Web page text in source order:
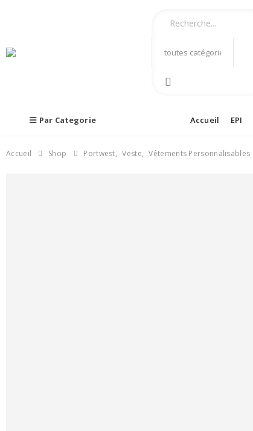
Par Categorie Accueil EPI
Accueil Shop Portwest, Veste, Vêtements Personnalisables